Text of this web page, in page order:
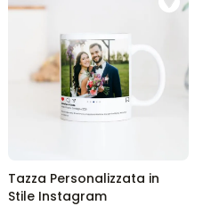
Tazza Personalizzata in
Stile Instagram